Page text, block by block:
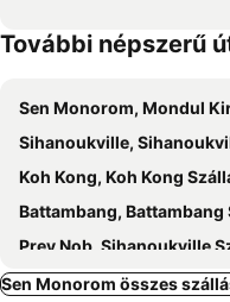
További népszerű
Sen Monorom, Mondul Kiri
Sihanoukville, Sihanoukville
Koh Kong, Koh Kong
Battambang, Battambang
Prey Nob, Sihanoukville
Sen Monorom összes